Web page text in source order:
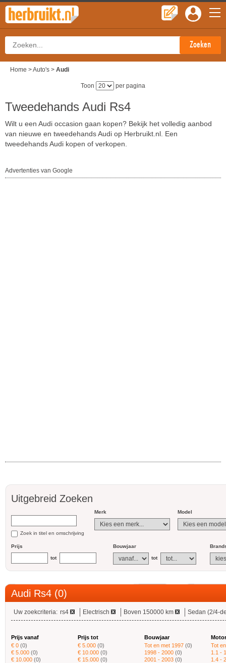
Home >Auto's > Audi
Toon per pagina
Tweedehands Audi Rs4
Wilt u een Audi occasion gaan kopen? Bekijk het volledig aanbod
van nieuwe en tweedehands Audi op Herbruikt.nl. Een
tweedehands Audi kopen of verkopen.
Advertenties van Google
Uitgebreid Zoeken
Zoek in titel en omschrijving
Merk Model
Prijs
tot
Bouwjaar
tot
Audi Rs4 (0)
Uw zoekcriteria: rs4 Electrisch Boven 150000 km Sedan (2/4-
Prijs vanaf
€ 0 (0)
€ 5.000 (0)
€ 10.000 (0)
Prijs tot
€ 5.000 (0)
€ 10.000 (0)
€ 15.000 (0)
Bouwjaar
Tot en met 1997 (0)
1998 - 2000 (0)
2001 - 2003 (0)
Tot
1.1 -
1.4 -